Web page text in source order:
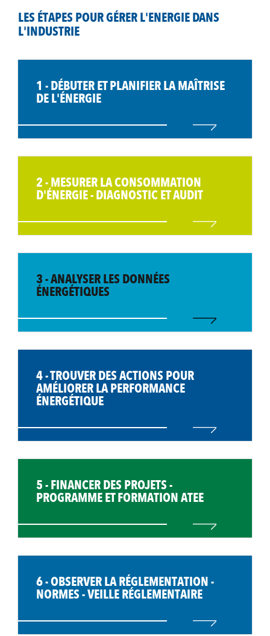
LES ÉTAPES POUR GÉRER L'ENERGIE DANS
L'INDUSTRIE
1 - DÉBUTER ET PLANIFIER LA MAÎTRISE
DE L'ÉNERGIE
2 - MESURER LA CONSOMMATION
D'ÉNERGIE - DIAGNOSTIC ET AUDIT
3 - ANALYSER LES DONNÉES
ÉNERGÉTIQUES
4 - TROUVER DES ACTIONS POUR
AMÉLIORER LA PERFORMANCE
ÉNERGÉTIQUE
5 - FINANCER DES PROJETS -
PROGRAMME ET FORMATION ATEE
6 - OBSERVER LA RÉGLEMENTATION -
NORMES - VEILLE RÉGLEMENTAIRE